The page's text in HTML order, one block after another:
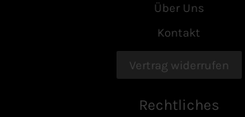
Über Uns
Kontakt
Vertrag widerrufen
Rechtliches